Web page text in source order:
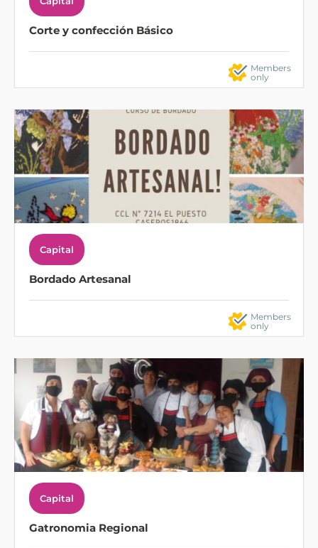
Corte y confección Básico
Members
only
Capital
Bordado Artesanal
Members
only
Capital
Gatronomia Regional